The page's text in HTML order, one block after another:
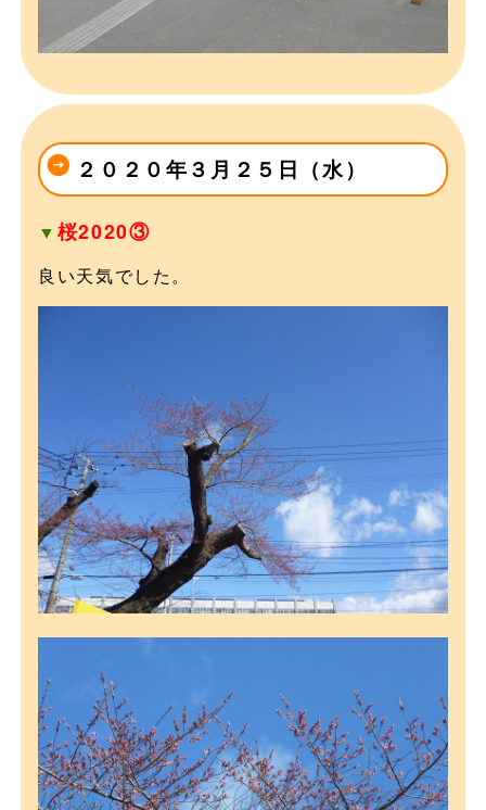
２０２０年３月２５日（水）
▼ 桜2020③
良い天気でした。